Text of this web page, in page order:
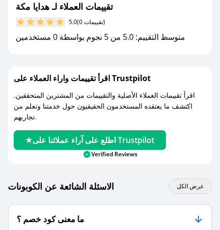
مع صحصح، تسوق بذكاء ووفّر على كل مشترياتك مع
تقييمات العملاء لـ هدايا مكة
5.0 (0 تقييمات)
متوسط التقييم: 5.0 من 5 نجوم بواسطة 0 مستخدمين
اقرأ تقييمات واراء العملاء على Trustpilot
اقرأ تقييمات العملاء الأصلية والتقييمات من المشترين المتحققين.
اكتشف ما يعتقده المستخدمون الحقيقيون حول خدمتنا وتعلم من
تجاربهم.
اطلع على آراء عملائنا على Trustpilot
Verified Reviews
الاسئلة الشائعة عن الكوبونات عرض الكل
ما معنى كود خصم ؟